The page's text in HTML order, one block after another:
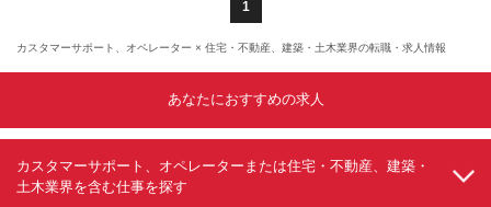
限定求人※ 大阪本社勤務 関西本社
1
カスタマーサポート、オペレーター × 住宅・不動産、建築・土木業界の転職・求人情報
あなたにおすすめの求人
カスタマーサポート、オペレーターまたは住宅・不動産、建築・
土木業界を含む仕事を探す